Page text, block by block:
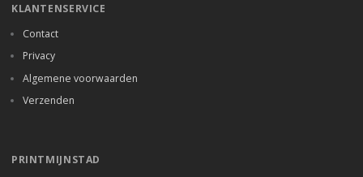
KLANTENSERVICE
Contact
Privacy
Algemene voorwaarden
Verzenden
PRINTMIJNSTAD